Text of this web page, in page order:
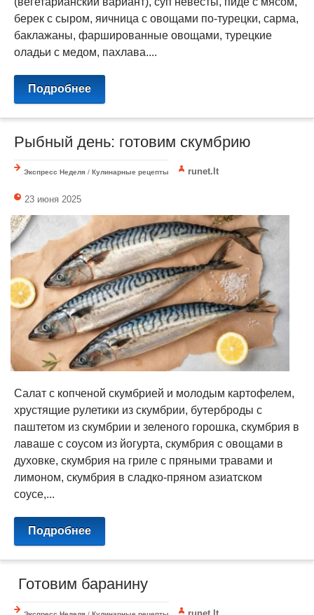
берек с сыром, яичница с овощами по-турецки, сарма,
баклажаны, фаршированные овощами, турецкие
оладьи с медом, пахлава....
Подробнее
Рыбный день: готовим скумбрию
Экспресс Неделя / Кулинарные рецепты runet.lt
23 июня 2025
​Салат с копченой скумбрией и молодым картофелем, ​
хрустящие рулетики из скумбрии, ​бутерброды с
паштетом из скумбрии и зеленого горошка, ​скумбрия в
лаваше с соусом из йогурта, ​скумбрия с овощами в
духовке, ​скумбрия на гриле с пряными травами и
лимоном, ​скумбрия в сладко-пряном азиатском
соусе,...
Подробнее
​ Готовим баранину